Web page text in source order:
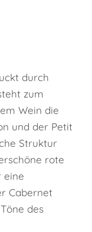
durch
zum
Wein die
und der Petit
Struktur
rote
eine
Cabernet
des